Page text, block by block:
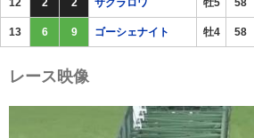
12 2 2 サクラロワ 牡5 58
13 6 9 ゴーシェナイト 牡4 58
レース映像